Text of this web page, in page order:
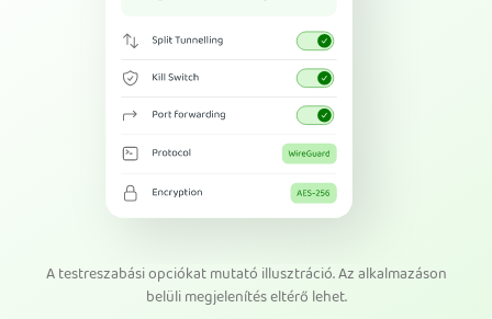
A testreszabási opciókat mutató illusztráció. Az alkalmazáson
belüli megjelenítés eltérő lehet.